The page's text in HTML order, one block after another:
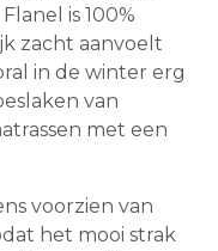
is 100%
zacht aanvoelt
in de winter erg
van
met een
voorzien van
het mooi strak